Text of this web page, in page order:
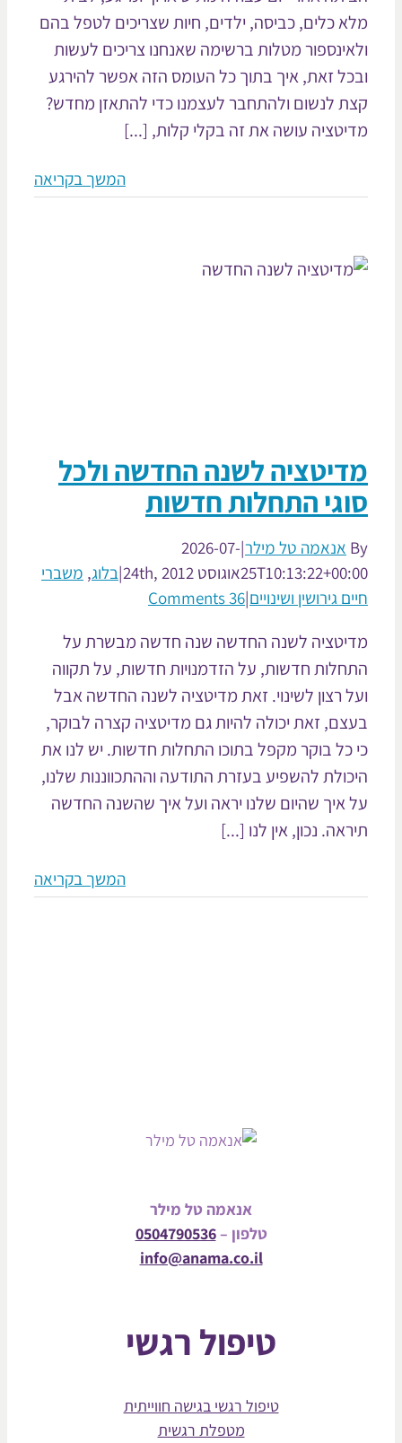
כלים, כביסה, ילדים, חיות שצריכים לטפל בהם
מטלות ברשימה שאנחנו צריכים לעשות
זאת, איך בתוך כל העומס הזה אפשר להירגע
לנשום ולהתחבר לעצמנו כדי להתאזן מחדש?
עושה את זה בקלי קלות, [...]
המשך בקריאה
מדיטציה
לשנה
חדשות
משברי חיים
גירושין ושינויים
לשנה החדשה ולכל
התחלות חדשות
אנאמה טל מילר|
2026-07-
אוגוסט 24th, 2012 |בלוג,משברי
גירושין ושינויים |
36 Comments
לשנה החדשה שנה חדשה מבשרת על
חדשות, על הזדמנויות חדשות, על תקווה
רצון לשינוי. זאת מדיטציה לשנה החדשה אבל
זאת יכולה להיות גם מדיטציה קצרה לבוקר,
כל בוקר מקפל בתוכו התחלות חדשות. יש לנו את
להשפיע בעזרת התודעה וההתכווננות שלנו,
איך שהיום שלנו יראה ועל איך שהשנה החדשה
נכון, אין לנו [...]
המשך בקריאה
אנאמה טל מילר
טלפון –0504790536
info@anama.co.il
טיפול רגשי
טיפול רגשי בגישה חווייתית
מטפלת רגשית